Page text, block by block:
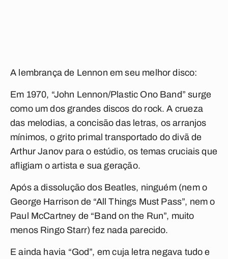
A lembrança de Lennon em seu melhor disco:
Em 1970, “John Lennon/Plastic Ono Band” surge
como um dos grandes discos do rock. A crueza
das melodias, a concisão das letras, os arranjos
mínimos, o grito primal transportado do divã de
Arthur Janov para o estúdio, os temas cruciais que
afligiam o artista e sua geração.
Após a dissolução dos Beatles, ninguém (nem o
George Harrison de “All Things Must Pass”, nem o
Paul McCartney de “Band on the Run”, muito
menos Ringo Starr) fez nada parecido.
E ainda havia “God”, em cuja letra negava tudo e